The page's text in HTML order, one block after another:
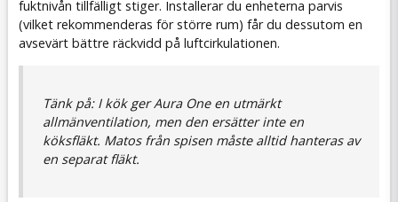
fuktnivån tillfälligt stiger. Installerar du enheterna parvis
(vilket rekommenderas för större rum) får du dessutom en
avsevärt bättre räckvidd på luftcirkulationen.
Tänk på: I kök ger Aura One en utmärkt
allmänventilation, men den ersätter inte en
köksfläkt. Matos från spisen måste alltid hanteras av
en separat fläkt.